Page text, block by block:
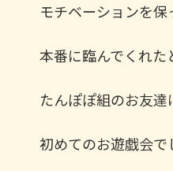
モチベーションを保
本番に臨んでくれた
たんぽぽ組のお友達
初めてのお遊戯会で